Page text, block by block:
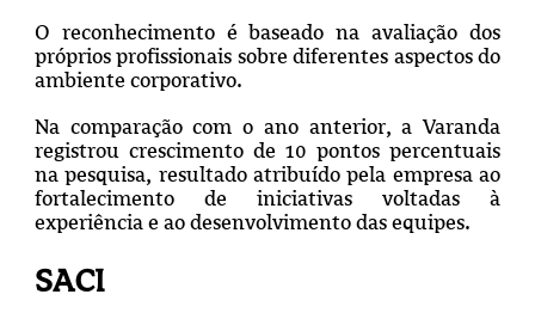
O reconhecimento é baseado na avaliação dos
próprios profissionais sobre diferentes aspectos do
ambiente corporativo.
Na comparação com o ano anterior, a Varanda
registrou crescimento de 10 pontos percentuais
na pesquisa, resultado atribuído pela empresa ao
fortalecimento de iniciativas voltadas à
experiência e ao desenvolvimento das equipes.
SACI